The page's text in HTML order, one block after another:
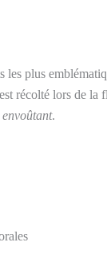
les plus
récolté lors de la
envoûtant.